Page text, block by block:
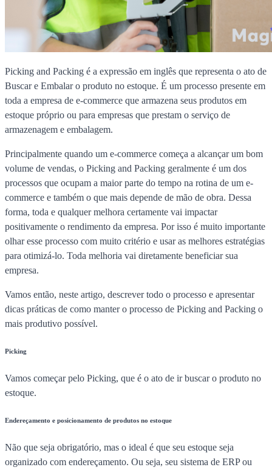
Picking and Packing é a expressão em inglês que representa o ato de
Buscar e Embalar o produto no estoque. É um processo presente em
toda a empresa de e-commerce que armazena seus produtos em
estoque próprio ou para empresas que prestam o serviço de
armazenagem e embalagem.
Principalmente quando um e-commerce começa a alcançar um bom
volume de vendas, o Picking and Packing geralmente é um dos
processos que ocupam a maior parte do tempo na rotina de um e-
commerce e também o que mais depende de mão de obra. Dessa
forma, toda e qualquer melhora certamente vai impactar
positivamente o rendimento da empresa. Por isso é muito importante
olhar esse processo com muito critério e usar as melhores estratégias
para otimizá-lo. Toda melhoria vai diretamente beneficiar sua
empresa.
Vamos então, neste artigo, descrever todo o processo e apresentar
dicas práticas de como manter o processo de Picking and Packing o
mais produtivo possível.
Picking
Vamos começar pelo Picking, que é o ato de ir buscar o produto no
estoque.
Endereçamento e posicionamento de produtos no estoque
Não que seja obrigatório, mas o ideal é que seu estoque seja
organizado com endereçamento. Ou seja, seu sistema de ERP ou